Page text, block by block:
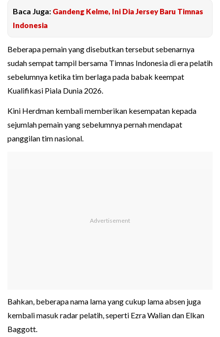
Baca Juga: Gandeng Kelme, Ini Dia Jersey Baru Timnas
Indonesia
Beberapa pemain yang disebutkan tersebut sebenarnya
sudah sempat tampil bersama Timnas Indonesia di era pelatih
sebelumnya ketika tim berlaga pada babak keempat
Kualifikasi Piala Dunia 2026.
Kini Herdman kembali memberikan kesempatan kepada
sejumlah pemain yang sebelumnya pernah mendapat
panggilan tim nasional.
Bahkan, beberapa nama lama yang cukup lama absen juga
kembali masuk radar pelatih, seperti Ezra Walian dan Elkan
Baggott.